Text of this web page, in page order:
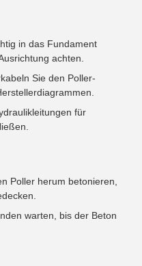
in das Fundament
achten.
Sie den Poller-
für
Poller herum betonieren,
warten, bis der Beton